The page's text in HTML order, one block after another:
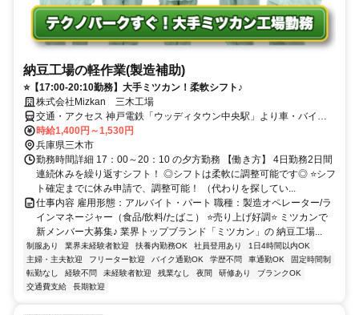
納豆工場の軽作業(製造補助)
⭐【17:00-20:10勤務】大手ミツカン！柔軟シフト♪
株式会社Mizkan 三木工場
交通・アクセス 神戸電鉄「ウッディタウン中央駅」より車・バイク
で7分/北摂三田テクノパーク近接
時給1,400円～1,530円
兵庫県三木市
勤務時間詳細 17：00～20：10 の夕方勤務 【働き方】 4日勤務2日間
連続休みを繰り返すシフト！ ◎シフトは柔軟に調整可能です◎ ⭐シフ
ト確定までに休み申請で、調整可能！ （代わりを探してい...
仕事内容 雇用形態：アルバイト・パート 職種：製造オペレーター/ラ
インマネージャー（食品/飲料/たばこ） ⭐売り上げ好調⭐ ミツカンで
新メンバー大募集♪ 業界トップブランド「ミツカン」の 納豆工場...
制服あり 業界未経験者歓迎 扶養内勤務OK 社員登用あり
1日4時間以内OK
主婦・主夫歓迎
フリーター歓迎 バイク通勤OK 学歴不問 車通勤OK
固定時間制
転勤なし
経験不問 未経験者歓迎 残業なし 夜間 研修あり
ブランクOK
交通費支給
長期歓迎